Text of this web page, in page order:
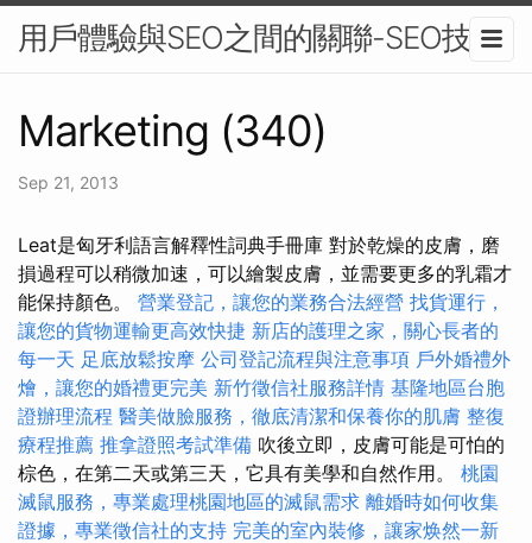
用戶體驗與SEO之間的關聯-SEO技巧
Marketing (340)
Sep 21, 2013
Leat是匈牙利語言解釋性詞典手冊庫 對於乾燥的皮膚，磨
損過程可以稍微加速，可以繪製皮膚，並需要更多的乳霜才
能保持顏色。 營業登記，讓您的業務合法經營 找貨運行，
讓您的貨物運輸更高效快捷 新店的護理之家，關心長者的
每一天 足底放鬆按摩 公司登記流程與注意事項 戶外婚禮外
燴，讓您的婚禮更完美 新竹徵信社服務詳情 基隆地區台胞
證辦理流程 醫美做臉服務，徹底清潔和保養你的肌膚 整復
療程推薦 推拿證照考試準備 吹後立即，皮膚可能是可怕的
棕色，在第二天或第三天，它具有美學和自然作用。 桃園
滅鼠服務，專業處理桃園地區的滅鼠需求 離婚時如何收集
證據，專業徵信社的支持 完美的室內裝修，讓家焕然一新